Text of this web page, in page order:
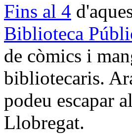
Fins al 4
Biblioteca
de còmics i
bibliotecaris.
podeu escapar al
Llobregat.